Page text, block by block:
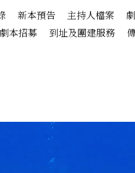
新本預告 主持人檔案
本招募 到址及團建服務